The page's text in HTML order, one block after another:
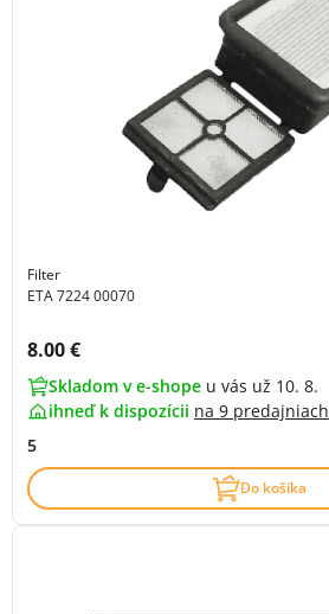
Filter
ETA 7224 00070
Cena s DPH:
8.00 €
Skladom v e-shope u vás už 10. 8.
ihneď k dispozícii na 9 predajniach
5
Do košíka